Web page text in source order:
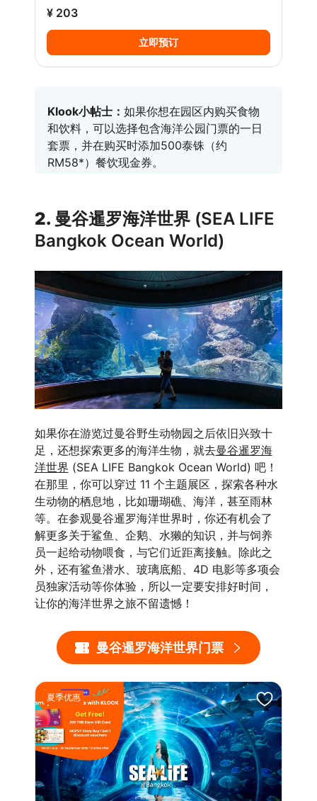
¥ 203
立即预订
Klook小帖士： 如果你想在园区内购买食物
和饮料，可以选择包含海洋公园门票的一日
套票，并在购买时添加500泰铢（约
RM58*）餐饮现金券。
2. 曼谷暹罗海洋世界 (SEA LIFE
Bangkok Ocean World)
如果你在游览过曼谷野生动物园之后依旧兴致十
足，还想探索更多的海洋生物，就去曼谷暹罗海
洋世界 (SEA LIFE Bangkok Ocean World) 吧！
在那里，你可以穿过 11 个主题展区，探索各种水
生动物的栖息地，比如珊瑚礁、海洋，甚至雨林
等。在参观曼谷暹罗海洋世界时，你还有机会了
解更多关于鲨鱼、企鹅、水獭的知识，并与饲养
员一起给动物喂食，与它们近距离接触。除此之
外，还有鲨鱼潜水、玻璃底船、4D 电影等多项会
员独家活动等你体验，所以一定要安排好时间，
让你的海洋世界之旅不留遗憾！
曼谷暹罗海洋世界门票
夏季优惠